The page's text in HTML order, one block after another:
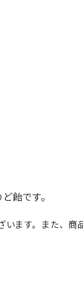
飴です。
ます。また、商